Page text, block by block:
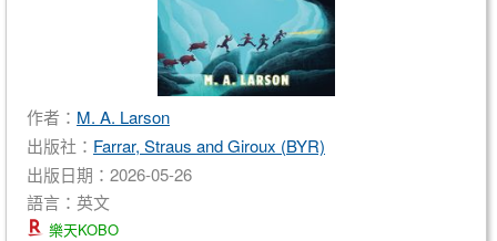
作者： M. A. Larson
出版社： Farrar, Straus and Giroux (BYR)
出版日期：2026-05-26
語言：英文
樂天KOBO